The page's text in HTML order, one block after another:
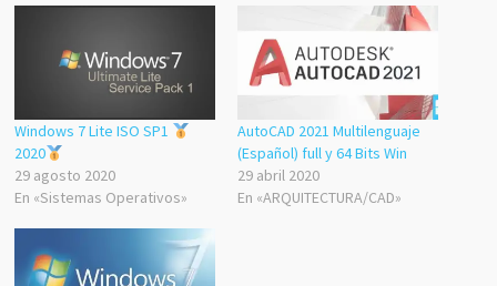
Windows 7 Lite ISO SP1
2020
29 agosto 2020
En «Sistemas Operativos»
AutoCAD 2021 Multilenguaje
(Español) full y 64 Bits Win
29 abril 2020
En «ARQUITECTURA/CAD»